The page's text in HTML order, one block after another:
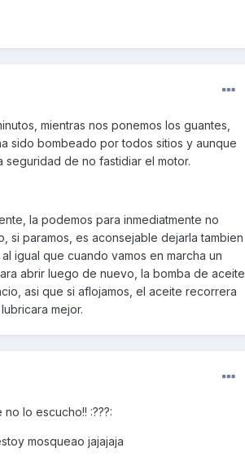
mientras nos ponemos los guantes,
sido bombeado por todos sitios y aunque
seguridad de no fastidiar el motor.
la podemos para inmediatmente no
si paramos, es aconsejable dejarla tambien
igual que cuando vamos en marcha un
abrir luego de nuevo, la bomba de aceite
asi que si aflojamos, el aceite recorrera
mejor.
lo escucho!! :???:
mosqueao jajajaja